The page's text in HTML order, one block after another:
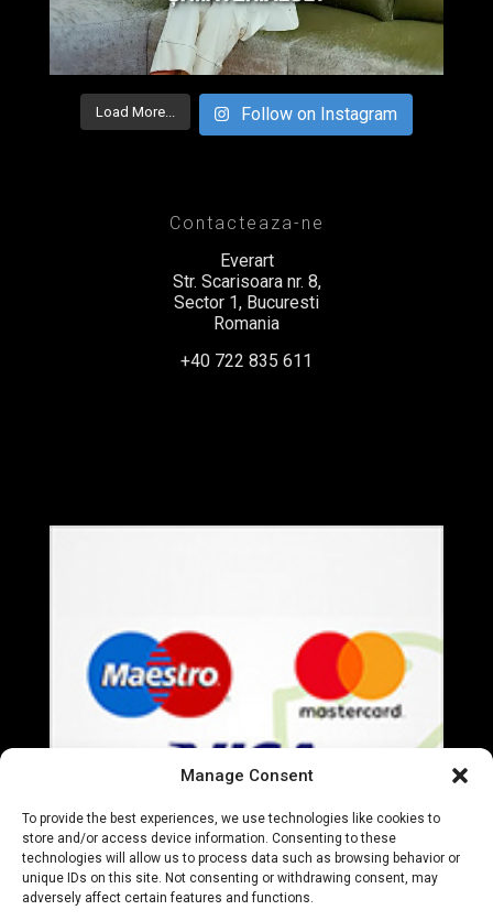
Manage Consent
To provide the best experiences, we use technologies like cookies to
store and/or access device information. Consenting to these
technologies will allow us to process data such as browsing behavior or
unique IDs on this site. Not consenting or withdrawing consent, may
adversely affect certain features and functions.
Load More... Follow on Instagram
Contacteaza-ne
Everart
Str. Scarisoara nr. 8,
Sector 1, Bucuresti
Romania
+40 722 835 611